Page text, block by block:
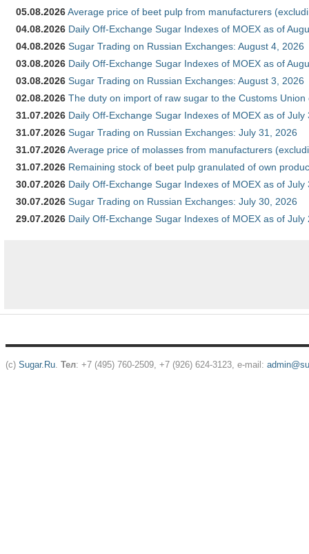
05.08.2026Average price of beet pulp from manufacturers
04.08.2026 Daily Off-Exchange Sugar Indexes of MOEX as of
04.08.2026 Sugar Trading on Russian Exchanges: August 4, 2026
03.08.2026 Daily Off-Exchange Sugar Indexes of MOEX as of
03.08.2026 Sugar Trading on Russian Exchanges: August 3, 2026
02.08.2026 The duty on import of raw sugar to the Customs
31.07.2026 Daily Off-Exchange Sugar Indexes of MOEX as of July
31.07.2026 Sugar Trading on Russian Exchanges: July 31, 2026
31.07.2026Average price of molasses from manufacturers
31.07.2026 Remaining stock of beet pulp granulated of own
30.07.2026 Daily Off-Exchange Sugar Indexes of MOEX as of July
30.07.2026 Sugar Trading on Russian Exchanges: July 30, 2026
29.07.2026 Daily Off-Exchange Sugar Indexes of MOEX as of July
(c) Sugar.Ru. Тел: +7 (495) 760-2509, +7 (926) 624-3123, e-mail: